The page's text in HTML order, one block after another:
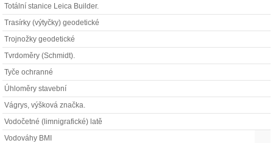
Totální stanice Leica Builder.
Trasírky (výtyčky) geodetické
Trojnožky geodetické
Tvrdoměry (Schmidt).
Tyče ochranné
Úhloměry stavební
Vágrys, výšková značka.
Vodočetné (limnigrafické) latě
Vodováhy BMI